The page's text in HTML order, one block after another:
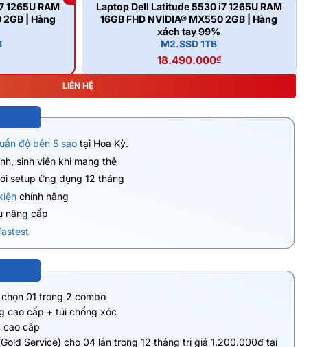
1265U RAM
2GB | Hàng
Laptop Dell Latitude 5530 i7 1265U RAM
16GB FHD NVIDIA® MX550 2GB | Hàng
xách tay 99%
M2.SSD 1TB
18.490.000₫
LIÊN HỆ
độ bền 5 sao tại Hoa Kỳ.
sinh viên khi mang thẻ
setup ứng dụng 12 tháng
chính hãng
nâng cấp
01 trong 2 combo
cao cấp + túi chống xóc
cao cấp
Service) cho 04 lần trong 12 tháng trị giá 1.200.000đ tại